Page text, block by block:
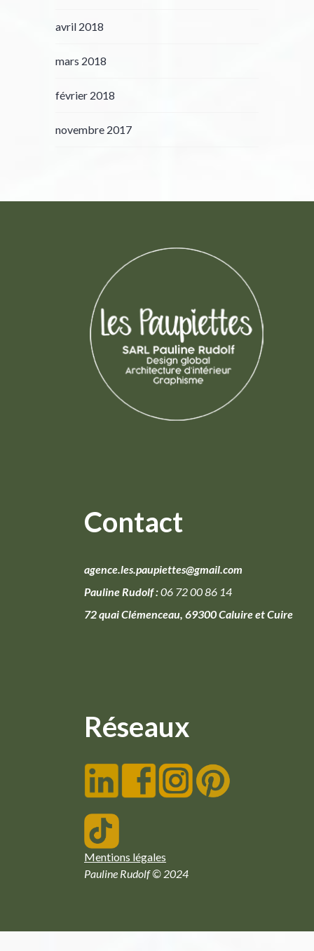
avril 2018
mars 2018
février 2018
novembre 2017
Contact
agence.les.paupiettes@gmail.com
Pauline Rudolf :06 72 00 86 14
72 quai Clémenceau, 69300 Caluire et Cuire
Réseaux
Mentions légales
Pauline Rudolf © 2024